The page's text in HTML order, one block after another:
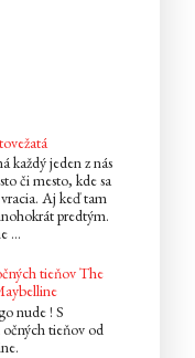
každý jeden z nás
či mesto, kde sa
Aj keď tam
predtým.
...
tieňov The
nude ! S
očných tieňov od